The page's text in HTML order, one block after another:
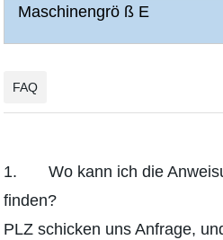
Maschinengrö ß E
FAQ
1. Wo kann ich die
finden?
PLZ schicken uns Anfrage,